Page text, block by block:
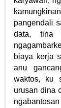
pangendali
data, tina
biaya kerja
anu
waktos, ku
urusan dina